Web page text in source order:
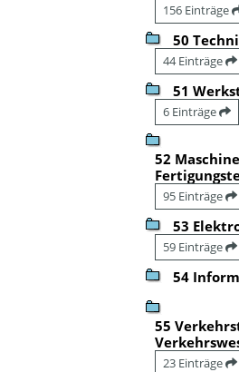
156 Einträge
50
44 Einträge
51
6 Einträge
52
95 Einträge
53
59 Einträge
54
55
23 Einträge